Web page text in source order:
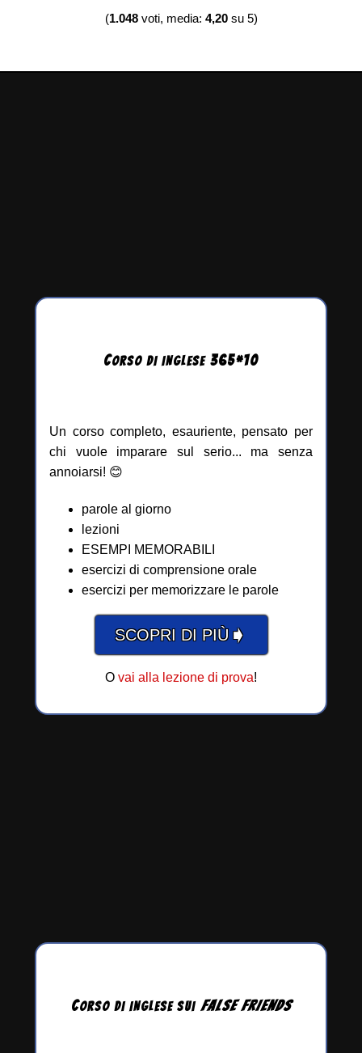
(1.048voti, media: 4,20su 5)
CORSO DI INGLESE 365*10
Un corso completo, esauriente, pensato per
chi vuole imparare sul serio... ma senza
annoiarsi! 😊
parole al giorno
lezioni
ESEMPI MEMORABILI
esercizi di comprensione orale
esercizi per memorizzare le parole
SCOPRI DI PIÙ➧
O vai alla lezione di prova!
CORSO DI INGLESE SUI FALSEFRIENDS